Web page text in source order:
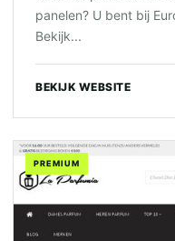
panelen? U bent bij
Bekijk...
BEKIJK WEBSITE
PREMIUM